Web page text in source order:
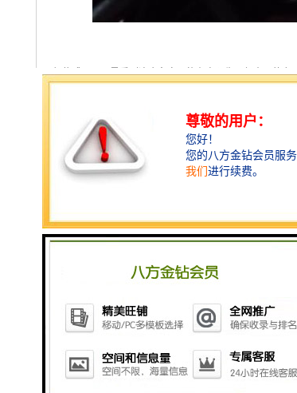
氧传感器，只是看到这个名字可能有点陌生，但真正的
汽车氧传感器是电喷发动机控制系统中关键的反馈传感
机排气管上。可以通过万用表测数据的方法来判断氧传